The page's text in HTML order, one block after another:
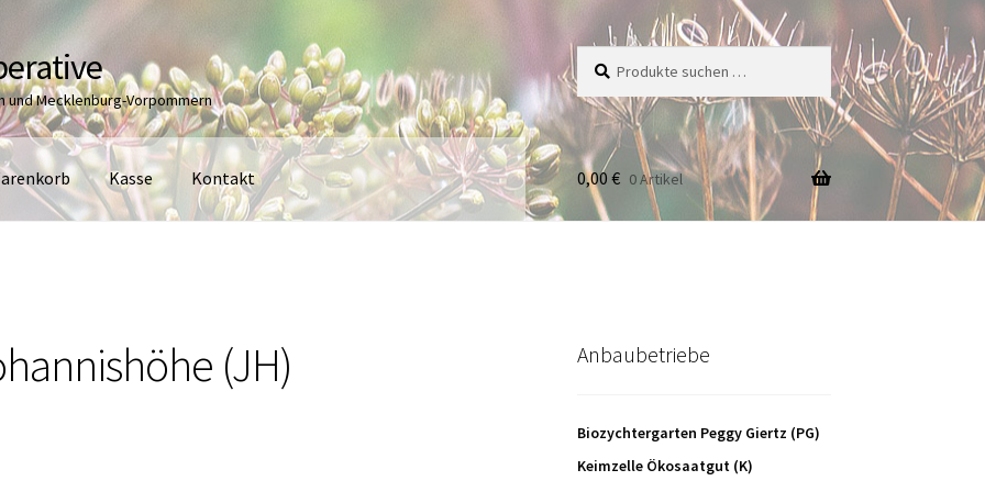
und Mecklenburg-Vorpommern
nach:
Kasse Kontakt 0,00 € 0 Artikel
(JH) Anbaubetriebe
Biozychtergarten Peggy Giertz (PG)
Keimzelle Ökosaatgut (K)